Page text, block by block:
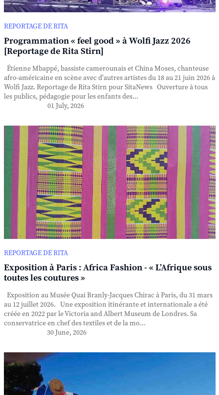
REPORTAGE DE RITA
Programmation « feel good » à Wolfi Jazz 2026
[Reportage de Rita Stirn]
Étienne Mbappé, bassiste camerounais et China Moses, chanteuse
afro-américaine en scène avec d'autres artistes du 18 au 21 juin 2026 à
Wolfi Jazz. Reportage de Rita Stirn pour SitaNews Ouverture à tous
les publics, pédagogie pour les enfants des...
01 July, 2026
REPORTAGE DE RITA
Exposition à Paris : Africa Fashion - « L’Afrique sous
toutes les coutures »
Exposition au Musée Quai Branly-Jacques Chirac à Paris, du 31 mars
au 12 juillet 2026. Une exposition itinérante et internationale a été
créée en 2022 par le Victoria and Albert Museum de Londres. Sa
conservatrice en chef des textiles et de la mo...
30 June, 2026